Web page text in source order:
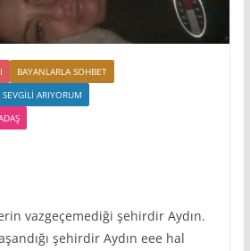
BAYANLARLA SOHBET
SEVGILI ARIYORUM
vazgeçemediği şehirdir Aydın.
şehirdir Aydın eee hal